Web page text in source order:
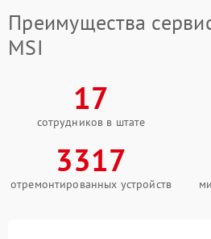
Преимущества
MSI
17
сотрудников в штате
3317
отремонтированных устройств